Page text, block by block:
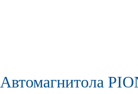
Автомагнитола